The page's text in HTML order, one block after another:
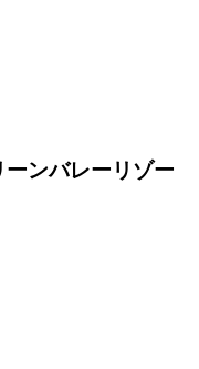
ンバレーリゾー